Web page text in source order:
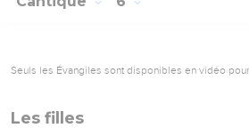
Seuls les Évangiles sont disponibles en vidéo pour
Les filles